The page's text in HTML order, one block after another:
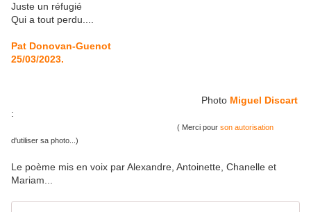
Juste un réfugié
Qui a tout perdu....
Pat Donovan-Guenot
25/03/2023.
Photo Miguel Discart
:
( Merci pour son autorisation
d'utiliser sa photo...)
Le poème mis en voix par Alexandre, Antoinette, Chanelle et
Mariam...